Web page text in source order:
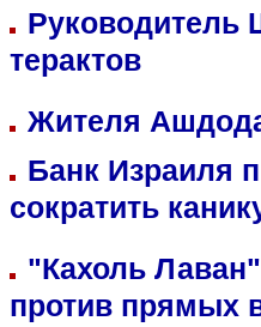
Руководитель
терактов
Жителя
Банк Израиля
сократить
"Кахоль
против прямых